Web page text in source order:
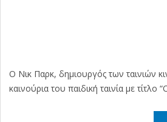
Ο Νικ Παρκ, δημιουργός των ταινιών
καινούρια του παιδική ταινία με